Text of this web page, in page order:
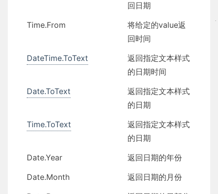
回日期
Time.From
将给定的value返
回时间
DateTime.ToText
返回指定文本样式
的日期时间
Date.ToText
返回指定文本样式
的日期
Time.ToText
返回指定文本样式
的日期
Date.Year
返回日期的年份
Date.Month
返回日期的月份